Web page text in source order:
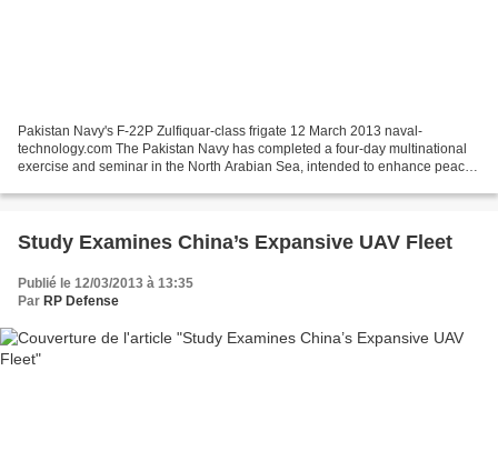
Pakistan Navy's F-22P Zulfiquar-class frigate 12 March 2013 naval-
technology.com The Pakistan Navy has completed a four-day multinational
exercise and seminar in the North Arabian Sea, intended to enhance peace
Study Examines China’s Expansive UAV Fleet
Publié le 12/03/2013 à 13:35
Par RP Defense